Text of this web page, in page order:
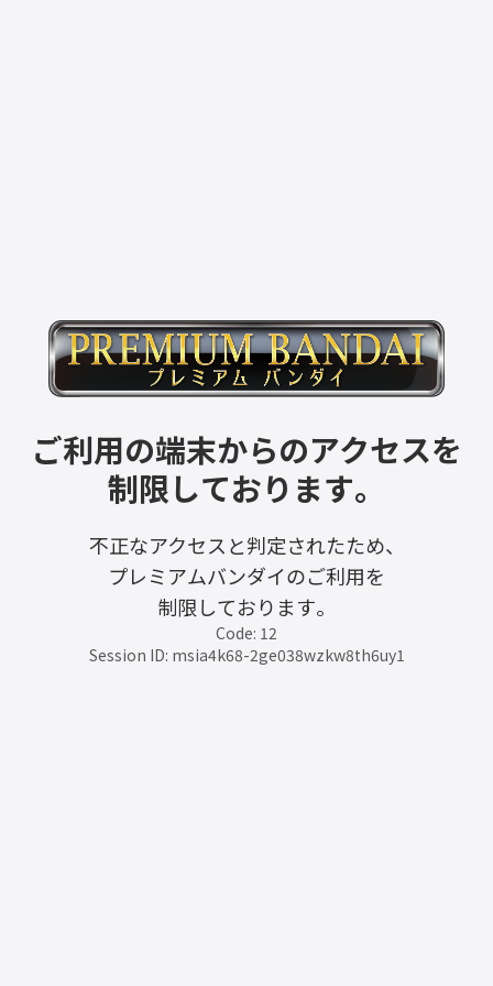
ご利用の端末からのアクセスを
制限しております。
不正なアクセスと判定されたため、
プレミアムバンダイのご利用を
制限しております。
Code: 12
Session ID: msia4k68-2ge038wzkw8th6uy1